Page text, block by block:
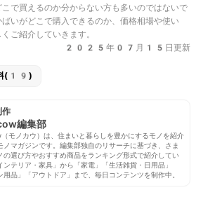
で買えるのか分からない方も多いのではないで
いがどこで購入できるのか、価格相場や使い
ご紹介していきます。
2025年07月15日更新
(19)
作
編集部
モノカウ）は、住まいと暮らしを豊かにするモノを紹介
ノマガジンです。編集部独自のリサーチに基づき、さま
の選び方やおすすめ商品をランキング形式で紹介してい
ンテリア・家具」から「家電」「生活雑貨・日用品」
用品」「アウトドア」まで、毎日コンテンツを制作中。